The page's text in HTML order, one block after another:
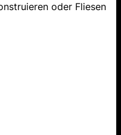
oder Fliesen